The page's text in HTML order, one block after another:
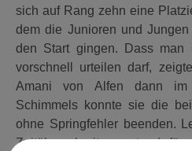
sich auf Rang zehn eine
dem die Junioren und
den Start gingen. Dass
vorschnell urteilen darf,
Amani von Alfen dann
Schimmels konnte sie die
ohne Springfehler beenden.
Zeitüberschreitung stand